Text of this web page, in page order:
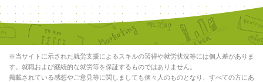
※当サイトに示された就労支援によるスキルの習得や就労状況等には個人差がありま
す。就職および継続的な就労等を保証するものではありません。
掲載されている感想やご意見等に関しましても個々人のものとなり、すべての方にあ